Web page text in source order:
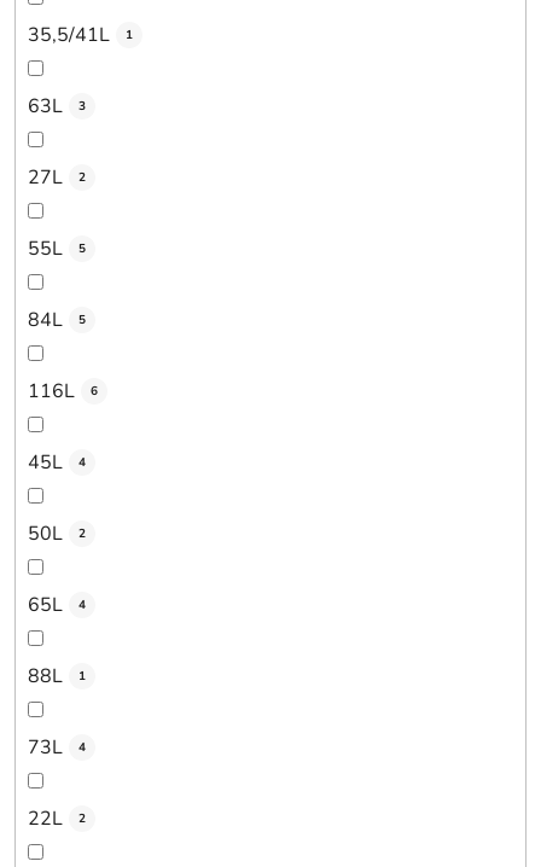
35,5/41L 1
63L 3
27L 2
55L 5
84L 5
116L 6
45L 4
50L 2
65L 4
88L 1
73L 4
22L 2